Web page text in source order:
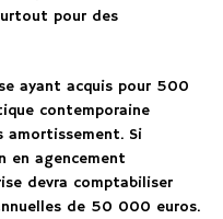
pour des
ayant acquis pour 500
contemporaine
amortissement. Si
en agencement
devra comptabiliser
de 50 000 euros.